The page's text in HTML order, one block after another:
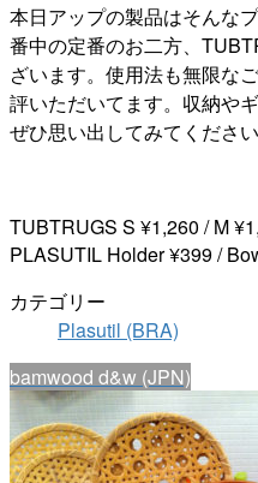
本日アップの製品はそんな
番中の定番のお二方、
ざいます。使用法も無限な
評いただいてます。収納や
ぜひ思い出してみてください
TUBTRUGS S ¥1,260 / M
PLASUTIL Holder ¥399 /
カテゴリー
Plasutil (BRA)
bamwood d&w (JPN)